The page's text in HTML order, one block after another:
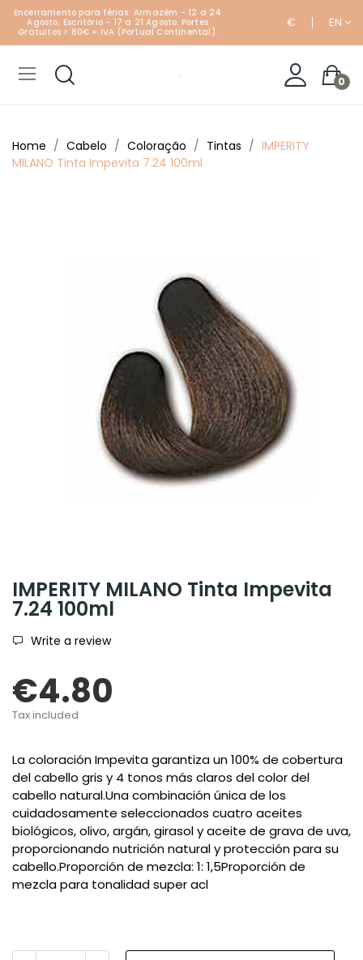
Encerramento para férias: Armazém - 12 a 24
Agosto; Escritório - 17 a 21 Agosto. Portes
Gratuitos > 80€ + IVA (Portual Continental).
€ EN
0
Home Cabelo Coloração Tintas
IMPERITY
MILANO Tinta Impevita 7.24 100ml
IMPERITY MILANO Tinta Impevita
7.24 100ml
Write a review
€4.80
Tax included
La coloración Impevita garantiza un 100% de cobertura
del cabello gris y 4 tonos más claros del color del
cabello natural.Una combinación única de los
cuidadosamente seleccionados cuatro aceites
biológicos, olivo, argán, girasol y aceite de grava de uva,
proporcionando nutrición natural y protección para su
cabello.Proporción de mezcla: 1: 1,5Proporción de
mezcla para tonalidad super acl